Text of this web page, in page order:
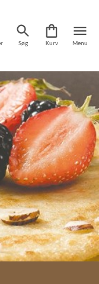
Søg Kurv Menu